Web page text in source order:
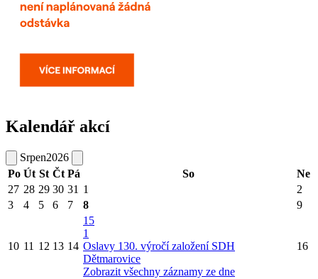
Kalendář akcí
Srpen2026
Po Út St Čt Pá So
Ne
27 28 29 30 31 1
2
3
4 5 6 7 8 9
10 11 12 13 14
15
1
Oslavy 130. výročí založení SDH
Dětmarovice
Zobrazit všechny záznamy ze dne
16